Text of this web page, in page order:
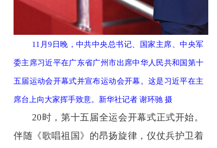
11月9日晚，中共中央总书记、国家主席、中央军
委主席习近平在广东省广州市出席中华人民共和国第十
五届运动会开幕式并宣布运动会开幕。这是习近平在主
席台上向大家挥手致意。新华社记者 谢环驰 摄
20时，第十五届全运会开幕式正式开始。
伴随《歌唱祖国》的昂扬旋律，仪仗兵护卫着